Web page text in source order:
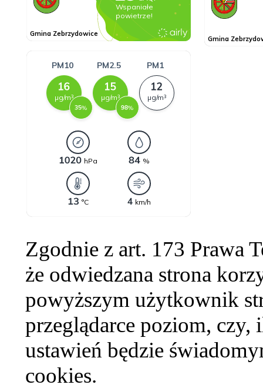
Zgodnie z art. 173 Prawa
że odwiedzana strona
powyższym użytkownik
przeglądarce poziom,
ustawień będzie
cookies.